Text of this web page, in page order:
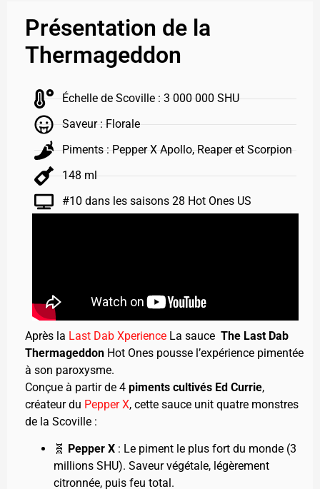
Présentation de la
Thermageddon
Échelle de Scoville : 3 000 000 SHU
Saveur : Florale
Piments : Pepper X Apollo, Reaper et Scorpion
148 ml
#10 dans les saisons 28 Hot Ones US
Après la Last Dab Xperience La sauce The Last Dab
Thermageddon Hot Ones pousse l’expérience pimentée
à son paroxysme.
Conçue à partir de 4 piments cultivés Ed Currie,
créateur du Pepper X, cette sauce unit quatre monstres
de la Scoville :
🧬 Pepper X : Le piment le plus fort du monde (3
millions SHU). Saveur végétale, légèrement
citronnée, puis feu total.